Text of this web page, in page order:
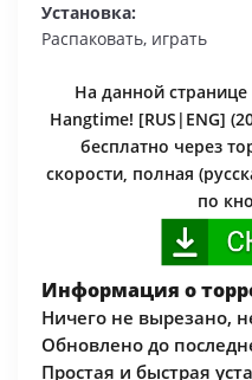
Установка:
Распаковать, играть
На данной
Hangtime! [RUS|ENG]
бесплатно через
скорости, полная
по
Информация о
Ничего не вырезано,
Обновлено до
Простая и быстрая